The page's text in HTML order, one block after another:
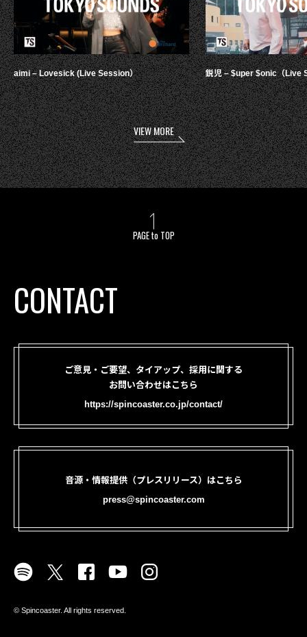
aimi – Lovesick (Live Session） 鋭児 – $uper $onic（Live
VIEW MORE
PAGE to TOP
CONTACT
ご意見・ご要望、タイアップ、採用に関する
お問い合わせはこちら
https://spincoaster.co.jp/contact/
音源・情報提供（プレスリリース）はこちら
press@spincoaster.com
©︎ Spincoaster. All rights reserved.